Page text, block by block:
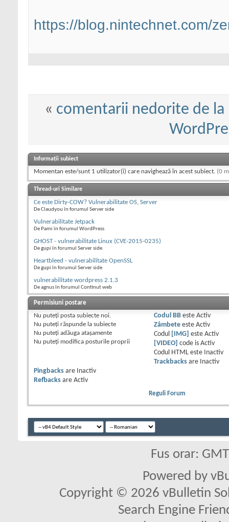
https://blog.nintechnet.com/
« comentarii nedorite de
Informații subiect
Momentan este/sunt 1 utilizator(i) care navighează în acest subiect. (0
Thread-uri Similare
Ce este Dirty-COW? Vulnerabilitate OS, Server
De Claudyou în forumul Server side
Vulnerabilitate Jetpack
De Pami în forumul WordPress
GHOST - vulnerabilitate Linux (CVE-2015-0235)
De gupi în forumul Server side
Heartbleed - vulnerabilitate OpenSSL
De gupi în forumul Server side
vulnerabilitate wordpress 2.1.3
De agnus în forumul Continut web
Permisiuni postare
Nu puteţi posta subiecte noi.
Nu puteţi răspunde la subiecte
Nu puteţi adăuga ataşamente
Nu puteţi modifica posturile proprii
Codul BBeste Activ
Zâmbeteeste Activ
Codul
[IMG] este Activ
[VIDEO]
code is Activ
Codul HTML este
Inactiv
Trackbacksare
Inactiv
Pingbacks are
Inactiv
Refbacks are Activ
Reguli Forum
Fus orar:
Powered by
Copyright © 2026 vBulletin
Search Engine